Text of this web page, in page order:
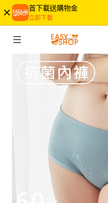
首下載送購物金
立即下載